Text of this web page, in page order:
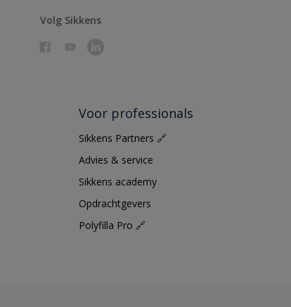
Volg Sikkens
Voor professionals
Sikkens Partners 🔗
Advies & service
Sikkens academy
Opdrachtgevers
Polyfilla Pro 🔗